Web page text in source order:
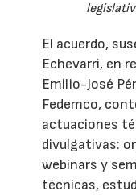
El acuerdo,
Echevarri, en
Emilio-José
Fedemco,
actuaciones
divulgativas:
webinars y
técnicas,